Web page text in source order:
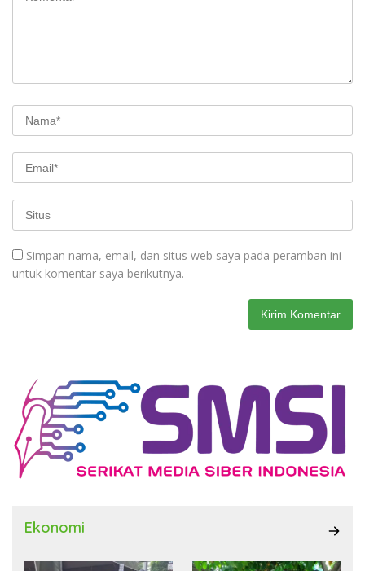
Simpan nama, email, dan situs web saya pada peramban ini
untuk komentar saya berikutnya.
Ekonomi